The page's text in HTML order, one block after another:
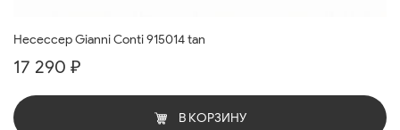
Несессер Gianni Conti 915014 tan
17 290 ₽
В КОРЗИНУ